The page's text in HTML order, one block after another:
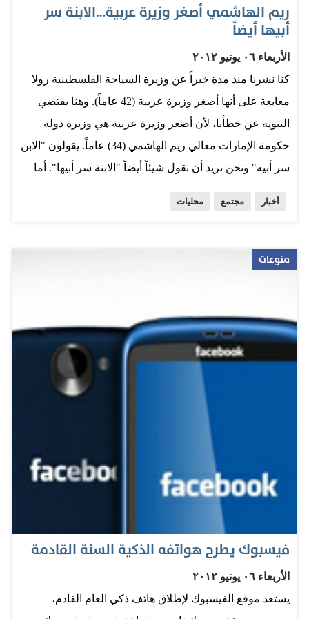
ريم الهاشمي أصغر وزيرة عربية…الابنة سر
أبيها أيضاً
الأربعاء ٠٦ يونيو ٢٠١٢
كنا نشرنا منذ مدة خبراً عن وزيرة السياحة الفلسطينية رولا
معايعة على أنها أصغر وزيرة عربية (42 عاماً). وهنا يقتضي
التنويه عن خطأنا، لأن أصغر وزيرة عربية هي وزيرة دولة
حكومة الإمارات معالي ريم الهاشمي (34) عاماً. يقولون "الابن
سر أبيه" ونحن نريد أن نقول شيئاً أيضاً "الابنة سر أبيها". أما
القرية الوادعة المعتمدة على صيد الأسماك تضج بالنشاط
بطريقتها الخاصة حيث مثلت ملتقى للتجار ولطرق التجارة من
دول بعيدة في قارة أفريقيا والهند..وقد قطعنا بحق وحقيقة
شوطا بعيدا في التقدم خلال أربعة عقود منذ قيام دولتنا، فقد
ومتقدمة بكل المقاييس فيما باتت دبي مدينة عالمية بكل ما
يحمله هذا الوصف من معان. وقد استند هذا التحول المذهل
والفريد على مبدأين أساسيين هما السعي نحو التميز والانفتاح
حين صدر القرار بتعيين شابة صاحبة…
أخبار مجتمع محليات
منوعات
فيسبوك يطرح هواتفه الذكية السنة القادمة
الأربعاء ٠٦ يونيو ٢٠١٢
يستعد موقع الفيسبوك لإطلاق هاتف ذكي العام القادم،